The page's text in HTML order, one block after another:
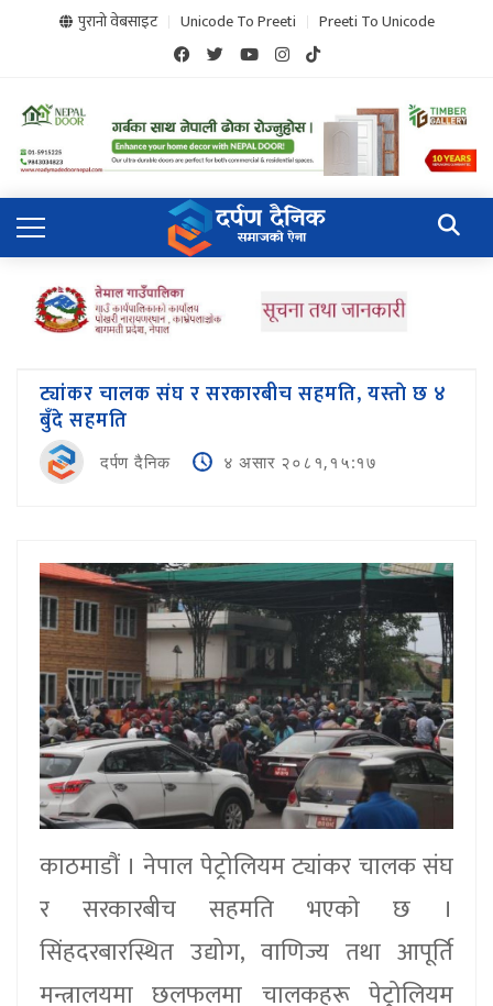
पुरानो वेबसाइट Unicode To Preeti Preeti To Unicode
ट्यांकर चालक संघ र सरकारबीच सहमति, यस्ताे छ ४
बुँदे सहमति
दर्पण दैनिक ४ असार २०८१,१५:१७
काठमाडौं । नेपाल पेट्रोलियम ट्यांकर चालक संघ
र सरकारबीच सहमति भएकाे छ ।
सिंहदरबारस्थित उद्योग, वाणिज्य तथा आपूर्ति
मन्त्रालयमा छलफलमा चालकहरू पेट्रोलियम